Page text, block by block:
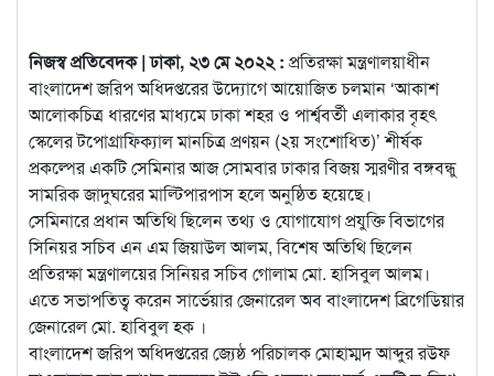
নিজস্ব প্রতিবেদক | ঢাকা, ২৩ মে ২০২২ : প্রতিরক্ষা মন্ত্রণালয়াধীন
বাংলাদেশ জরিপ অধিদপ্তরের উদ্যোগে আয়োজিত চলমান ‘আকাশ
আলোকচিত্র ধারণের মাধ্যমে ঢাকা শহর ও পার্শ্ববর্তী এলাকার বৃহৎ
স্কেলের টপোগ্রাফিক্যালমানচিত্র প্রণয়ন (২য় সংশোধিত)’ শীর্ষক
প্রকল্পের একটি সেমিনার আজ সোমবার ঢাকার বিজয় স্মরণীর বঙ্গবন্ধু
সামরিক জাদুঘরের মাল্টিপারপাস হলে অনুষ্ঠিত হয়েছে।
সেমিনারে প্রধান অতিথি ছিলেন তথ্য ও যোগাযোগ প্রযুক্তি বিভাগের
সিনিয়র সচিব এন এম জিয়াউল আলম, বিশেষ অতিথি ছিলেন
প্রতিরক্ষা মন্ত্রণালয়ের সিনিয়র সচিব গোলাম মো. হাসিবুল আলম।
এতে সভাপতিত্ব করেন সার্ভেয়ার জেনারেল অব বাংলাদেশ ব্রিগেডিয়ার
জেনারেল মো. হাবিবুল হক ।
বাংলাদেশ জরিপ অধিদপ্তরের জ্যেষ্ঠ পরিচালক মোহাম্মদ আব্দুর রউফ